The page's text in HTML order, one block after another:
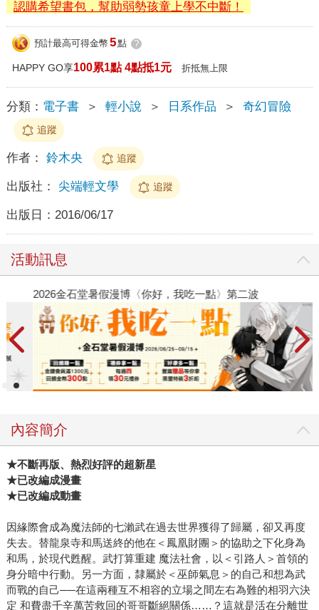
認購希望書包，幫助弱勢孩童上學不中斷！
預計最高可得金幣 5點 ?
HAPPY GO享100累1點 4點抵1元 折抵無上限
分類： 電子書 ＞ 輕小說 ＞ 日系作品 ＞ 奇幻冒險
追蹤
作者： 鈴木央 追蹤
出版社： 尖端輕文學 追蹤
出版日： 2016/06/17
活動訊息
2026金石堂暑假漫博〈你好，我吃一點〉第二波
內容簡介
★不斷再版、熱烈好評的超新星
★已改編成漫畫
★已改編成動畫
因緣際會成為魔法師的七瀨武在過去世界獲得了歸屬，卻又再度
失去。替龍泉寺和馬送終的他在＜鳳凰財團＞的協助之下化身為
和馬，於現代甦醒。武打算重建 魔法社會，以＜引路人＞首領的
身分暗中行動。另一方面，隸屬於＜巫師氣息＞的自己和想為武
而戰的自己──在這兩種互不相容的立場之間左右為難的相羽六決
定 和費盡千辛萬苦救回的哥哥斷絕關係……？這就是活在分離世